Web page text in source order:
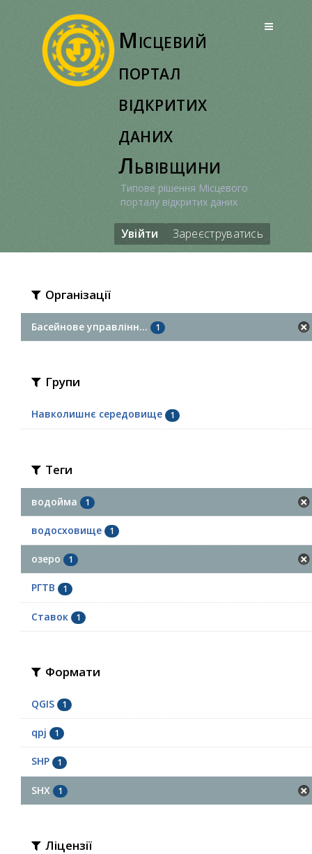
Місцевий
портал
відкритих
даних
Львівщини
Типове рішення Місцевого
порталу відкритих даних
Увійти Зареєструватись
Організації
Басейнове управлінн... 1
Групи
Навколишнє середовище 1
Теги
водойма 1
водосховище 1
озеро 1
РГТВ 1
Ставок 1
Формати
QGIS 1
qpj 1
SHP 1
SHX 1
Ліцензії